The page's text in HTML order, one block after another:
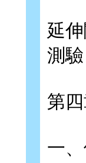
延
測驗
第
一